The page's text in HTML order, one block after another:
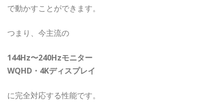
で動かすことができます。
つまり、今主流の
144Hz〜240Hzモニター
WQHD・4Kディスプレイ
に完全対応する性能です。